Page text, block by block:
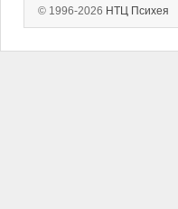
© 1996-2026 НТЦ Психея